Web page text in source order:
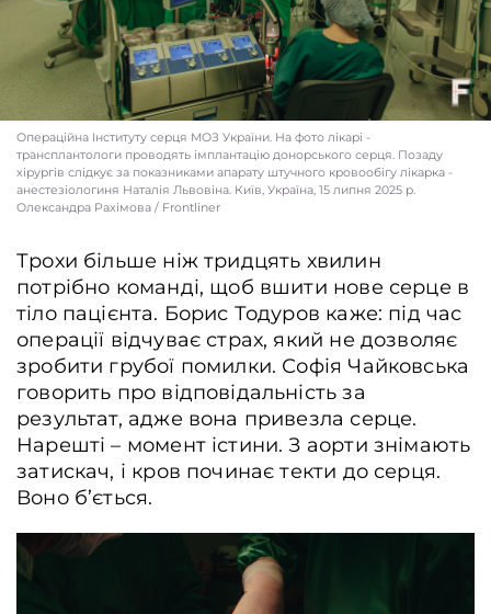
Операційна Інституту серця МОЗ України. На фото лікарі -
трансплантологи проводять імплантацію донорського серця. Позаду
хірургів слідкує за показниками апарату штучного кровообігу лікарка -
анестезіологиня Наталія Львовіна. Київ, Україна, 15 липня 2025 р.
Олександра Рахімова / Frontliner
Трохи більше ніж тридцять хвилин
потрібно команді, щоб вшити нове серце в
тіло пацієнта. Борис Тодуров каже: під час
операції відчуває страх, який не дозволяє
зробити грубої помилки. Софія Чайковська
говорить про відповідальність за
результат, адже вона привезла серце.
Нарешті – момент істини. З аорти знімають
затискач, і кров починає текти до серця.
Воно б’ється.